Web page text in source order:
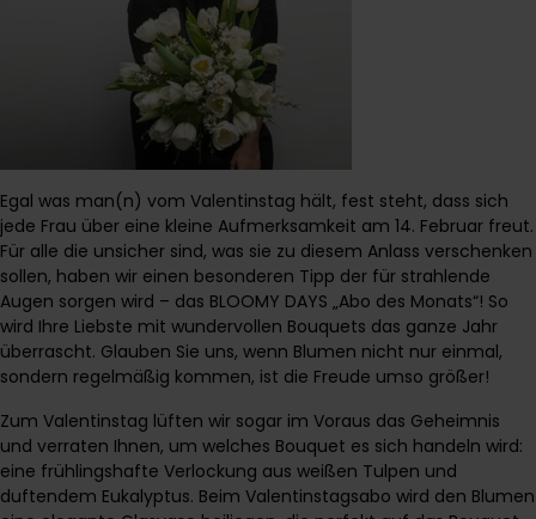
Egal was man(n) vom Valentinstag hält, fest steht, dass sich
jede Frau über eine kleine Aufmerksamkeit am 14. Februar freut.
Für alle die unsicher sind, was sie zu diesem Anlass verschenken
sollen, haben wir einen besonderen Tipp der für strahlende
Augen sorgen wird – das BLOOMY DAYS „Abo des Monats“! So
wird Ihre Liebste mit wundervollen Bouquets das ganze Jahr
überrascht. Glauben Sie uns, wenn Blumen nicht nur einmal,
sondern regelmäßig kommen, ist die Freude umso größer!
Zum Valentinstag lüften wir sogar im Voraus das Geheimnis
und verraten Ihnen, um welches Bouquet es sich handeln wird:
eine frühlingshafte Verlockung aus weißen Tulpen und
duftendem Eukalyptus. Beim Valentinstagsabo wird den Blumen